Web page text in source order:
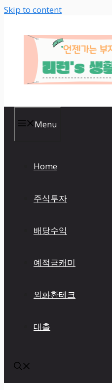
Skip to content
Menu
Home
주식투자
배당수익
예적금캐미
외화환테크
대출